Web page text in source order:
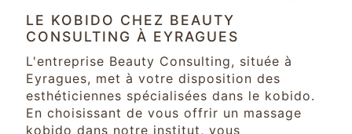
LE KOBIDO CHEZ BEAUTY
CONSULTING À EYRAGUES
L'entreprise Beauty Consulting, située à
Eyragues, met à votre disposition des
esthéticiennes spécialisées dans le kobido.
En choisissant de vous offrir un massage
kobido dans notre institut, vous